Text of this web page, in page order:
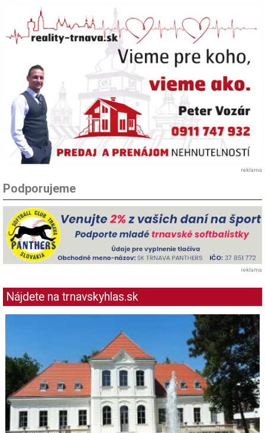
reklama
Podporujeme
reklama
Nájdete na trnavskyhlas.sk